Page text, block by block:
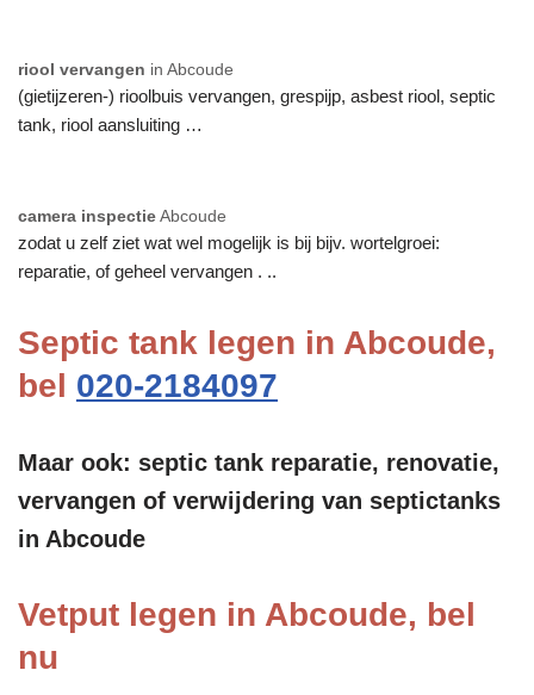
riool vervangen in Abcoude
(gietijzeren-) rioolbuis vervangen, grespijp, asbest riool, septic
tank, riool aansluiting …
camera inspectie Abcoude
zodat u zelf ziet wat wel mogelijk is bij bijv. wortelgroei:
reparatie, of geheel vervangen . ..
Septic tank legen in Abcoude,
bel 020-2184097
Maar ook: septic tank reparatie, renovatie,
vervangen of verwijdering van septictanks
in Abcoude
Vetput legen in Abcoude, bel
nu